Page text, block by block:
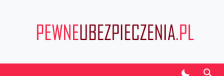
Pewneubezpieczenia.pl